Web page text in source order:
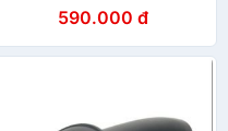
590.000 đ